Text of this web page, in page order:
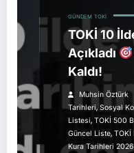
GÜNDEM TOKI
TOKİ 10
Açıkladı
Kaldı!
Muhsin Öztürk
Tarihleri,Sosyal
Listesi, TOKİ 500
Güncel Liste, TOKİ
Kura Tarihleri 2026